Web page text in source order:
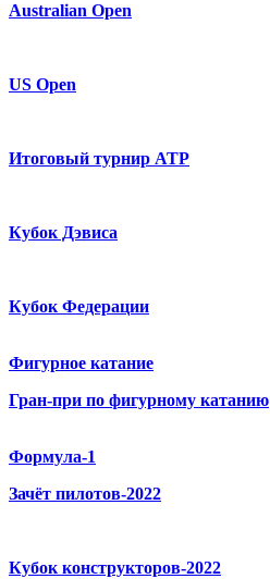
Australian Open
US Open
Итоговый турнир ATP
Кубок Дэвиса
Кубок Федерации
Фигурное катание
Гран-при по фигурному катанию
Формула-1
Зачёт пилотов-2022
Кубок конструкторов-2022